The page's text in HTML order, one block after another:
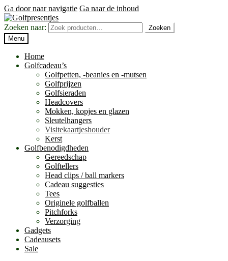
Ga door naar navigatie Ga naar de inhoud
Zoeken naar:
Zoeken
Menu
Home
Golfcadeau’s
Golfpetten, -beanies en -mutsen
Golfprijzen
Golfsieraden
Headcovers
Mokken, kopjes en glazen
Sleutelhangers
Visitekaartjeshouder
Kerst
Golfbenodigdheden
Gereedschap
Golftellers
Head clips / ball markers
Cadeau suggesties
Tees
Originele golfballen
Pitchforks
Verzorging
Gadgets
Cadeausets
Sale